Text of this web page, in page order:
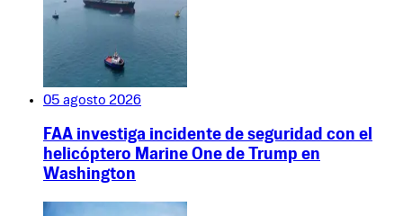
05 agosto 2026
FAA investiga incidente de seguridad con el
helicóptero Marine One de Trump en
Washington